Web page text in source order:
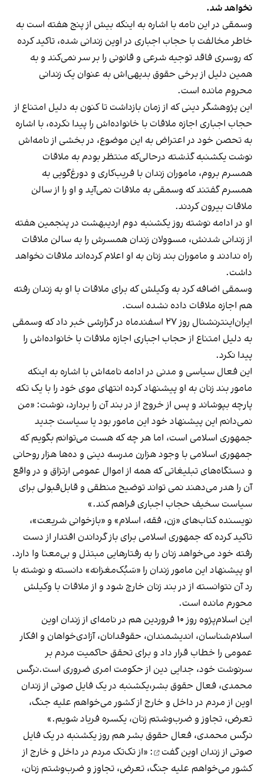
نخواهد شد.
وسمقی در این نامه با اشاره به اینکه بیش از پنج هفته است به
خاطر مخالفت با حجاب اجباری در اوین زندانی شده، تاکید کرده
که روسری فاقد توجیه شرعی و قانونی را بر سر نمی‌کند و به
همین دلیل از برخی حقوق بدیهی‌اش به عنوان یک زندانی
محروم مانده است.
این پژوهشگر دینی که از زمان بازداشت تا کنون به دلیل امتناع از
حجاب اجباری اجازه ملاقات با خانواده‌اش را پیدا نکرده، با اشاره
به تحصن خود در اعتراض به این موضوع، در بخشی از نامه‌اش
نوشت یکشنبه گذشته درحالی‌که منتظر بودم به ملاقات
همسرم بروم، ماموران زندان با فریب‌کاری و دورغ‌گویی به
همسرم گفتند که وسمقی به ملاقات نمی‌آید و او را از سالن
ملاقات بیرون کردند.
او در ادامه نوشته روز یکشنبه دوم اردیبهشت در پنجمین هفته
از زندانی شدنش، مسوولان زندان همسرش را به سالن ملاقات
راه ندادند و ماموران بند زنان به او اعلام کرده‌اند ملاقات نخواهد
داشت.
وسمقی اضافه کرد به وکیلش که برای ملاقات با او به زندان رفته
هم اجازه ملاقات داده نشده است.
ایران‌اینترنشنال روز ۲۷ اسفندماه در گزارشی
خبر دادکه وسمقی
به دلیل امتناع از حجاب اجباری اجازه ملاقات با خانواده‌اش را
پیدا نکرد.
این فعال سیاسی و مدنی در ادامه نامه‌اش با اشاره به اینکه
مامور بند زنان به او پیشنهاد کرده انتهای موی خود را با یک تکه
پارچه بپوشاند و پس از خروج از در بند آن را بردارد، نوشت: «من
نمی‌دانم این پیشنهاد خود این مامور بود یا سیاست جدید
جمهوری اسلامی است، اما هر چه که هست می‌توانم بگویم که
جمهوری اسلامی با وجود هزارن مدرسه دینی و ده‌ها هزار روحانی
و دستگاه‌های تبلیغاتی که همه از اموال عمومی ارتزاق و در واقع
آن را هدر می‌دهند نمی تواند توضیح منطقی و قابل‌قبولی برای
سیاست سخیف حجاب اجباری فراهم کند.»
نویسنده کتاب‌های «زن، فقه، اسلام» و «بازخوانی شریعت»،
تاکید کرده که جمهوری اسلامی برای باز گرداندن اقتدار از دست
رفته خود می‌خواهد زنان را به رفتارهایی مبتذل و بی‌معنا وا دارد.
او پیشنهاد این مامور زندان را «سَبُک‌مغزانه» دانسته و نوشته با
رد آن نتوانسته از در بند زنان خارچ شود و از ملاقات با وکیلش
محورم مانده است.
این اسلام‌پژوه روز ۱۰ فروردین هم در نامه‌ای از زندان اوین
اسلام‌شناسان، اندیشمندان، حقوقدانان، آزادی‌خواهان و افکار
عمومی را خطاب قرار داد و برای تحقق حاکمیت مردم بر
سرنوشت خود، جدایی دین از حکومت امری ضروری است.نرگس
محمدی، فعال حقوق بشر،یکشنبه در یک فایل صوتی از زندان
اوین از مردم در داخل و خارج از کشور می‌خواهم علیه جنگ،
تعرض، تجاوز و ضرب‌وشتم زنان، یکسره فریاد شویم.»
نرگس محمدی، فعال حقوق بشر هم روز یکشنبه در یک فایل
صوتی از زندان اوینگفت
: «از تک‌تک مردم در داخل و خارج از
کشور می‌خواهم علیه جنگ، تعرض، تجاوز و ضرب‌وشتم زنان،